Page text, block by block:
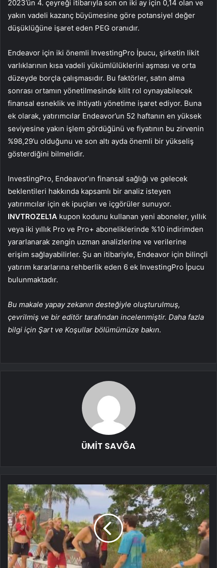
2023’ün 4. çeyreği itibarıyla son on iki ay için 0,14 olan ve
yakın vadeli kazanç büyümesine göre potansiyel değer
düşüklüğüne işaret eden PEG oranıdır.
Endeavor için iki önemli InvestingPro İpucu, şirketin likit
varlıklarının kısa vadeli yükümlülüklerini aşması ve orta
düzeyde borçla çalışmasıdır. Bu faktörler, satın alma
sonrası ortamın yönetilmesinde kilit rol oynayabilecek
finansal esneklik ve ihtiyatlı yönetime işaret ediyor. Buna
ek olarak, yatırımcılar Endeavor’un 52 haftanın en yüksek
seviyesine yakın işlem gördüğünü ve fiyatının bu zirvenin
%98,29’u olduğunu ve son altı ayda önemli bir yükseliş
gösterdiğini bilmelidir.
InvestingPro, Endeavor’ın finansal sağlığı ve gelecek
beklentileri hakkında kapsamlı bir analiz isteyen
yatırımcılar için ek ipuçları ve içgörüler sunuyor.
INVTROZEL1A kupon kodunu kullanan yeni aboneler, yıllık
veya iki yıllık Pro ve Pro+ aboneliklerinde %10 indirimden
yararlanarak zengin uzman analizlerine ve verilerine
erişim sağlayabilirler. Şu an itibariyle, Endeavor için bilinçli
yatırım kararlarına rehberlik eden 6 ek InvestingPro İpucu
bulunmaktadır.
Bu makale yapay zekanın desteğiyle oluşturulmuş,
çevrilmiş ve bir editör tarafından incelenmiştir. Daha fazla
bilgi için Şart ve Koşullar bölümümüze bakın.
ÜMİT SAVĞA